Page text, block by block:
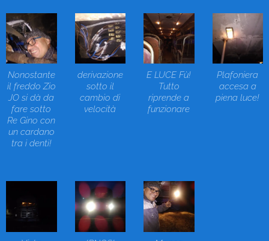
Nonostante
il freddo Zio
JO si dà da
fare sotto
Re Gino con
un cardano
tra i denti!
derivazione
sotto il
cambio di
velocità
E LUCE Fù!
Tutto
riprende a
funzionare
Plafoniera
accesa a
piena luce!